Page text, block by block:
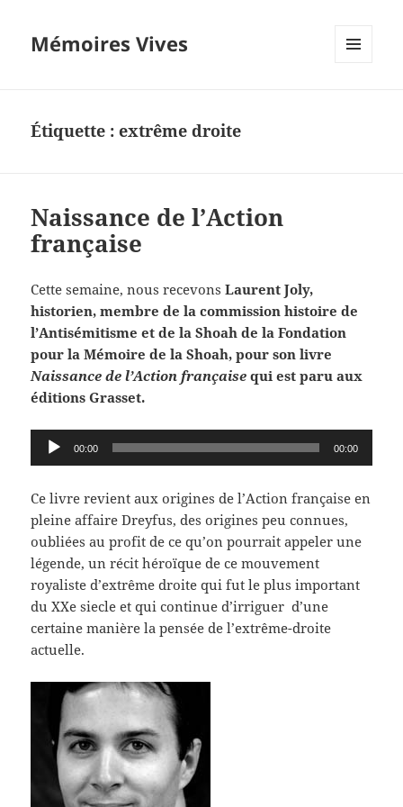
Mémoires Vives
Étiquette :extrême droite
Naissance de l’Action
française
Cette semaine, nous recevons Laurent Joly,
historien, membre de la commission histoire de
l’Antisémitisme et de la Shoah de la Fondation
pour la Mémoire de la Shoah, pour son livre
Naissance de l’Action française qui est paru aux
éditions Grasset.
Lecteur
audio
00:00 00:00
Ce livre revient aux origines de l’Action française en
pleine affaire Dreyfus, des origines peu connues,
oubliées au profit de ce qu’on pourrait appeler une
légende, un récit héroïque de ce mouvement
royaliste d’extrême droite qui fut le plus important
du XXe siecle et qui continue d’irriguer d’une
certaine manière la pensée de l’extrême-droite
actuelle.